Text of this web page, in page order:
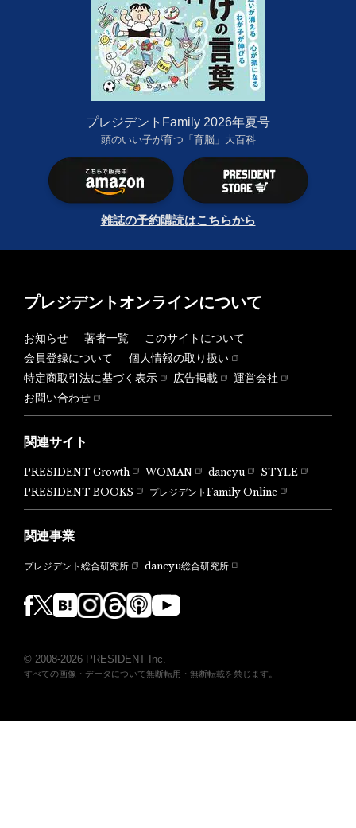
プレジデントFamily 2026年夏号
頭のいい子が育つ「育脳」大百科
雑誌の予約購読はこちらから
プレジデントオンラインについて
お知らせ 著者一覧
このサイトについて
会員登録について
個人情報の取り扱い
特定商取引法に基づく表示
広告掲載
運営会社
お問い合わせ
関連サイト
PRESIDENT Growth WOMAN dancyu
STYLE
PRESIDENT BOOKS
プレジデントFamily Online
関連事業
プレジデント総合研究所 dancyu総合研究所
© 2008-2026 PRESIDENT Inc.
すべての画像・データについて無断転用・無断転載を禁じます。